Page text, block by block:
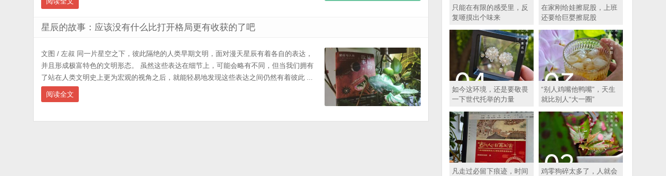
星辰的故事：应该没有什么比打开格局更有收获的了吧
文图 / 左叔 同一片星空之下，彼此隔绝的人类早期文明，面对漫天星辰有着各自的表达，
并且形成极富特色的文明形态。 虽然这些表达在细节上，可能会略有不同，但当我们拥有
了站在人类文明史上更为宏观的视角之后，就能轻易地发现这些表达之间仍然有着彼此 ...
阅读全文
只能在有限的感受里，反
复咂摸出个味来
在家刚给娃擦屁股，上班
还要给巨婴擦屁股
如今这环境，还是要敬畏
一下世代托举的力量
“别人鸡嘴他鸭嘴”，天生
就比别人“大一圈”
凡走过必留下痕迹，时间
鸡零狗碎太多了，人就会